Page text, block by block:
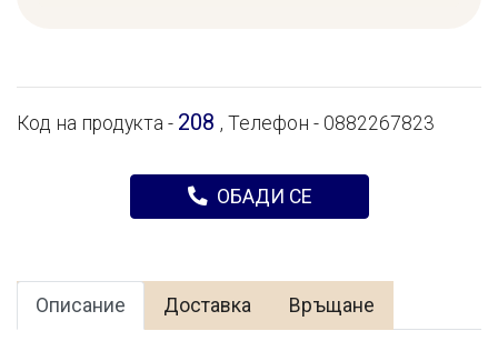
Код на продукта - 208 , Телефон - 0882267823
ОБАДИ СЕ
Описание Доставка Връщане